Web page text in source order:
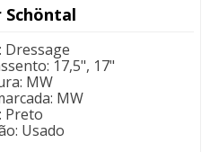
Schöntal
: Dressage
: 17,5", 17"
: MW
: MW
: Preto
: Usado